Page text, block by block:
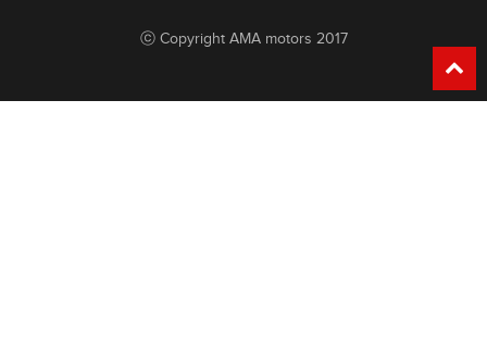
ⓒ Copyright AMA motors 2017